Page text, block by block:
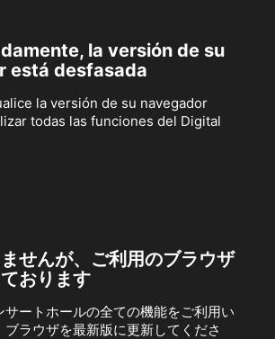
la versión de su
está desfasada
la versión de su navegador
todas las funciones del Digital
せんが、ご利用のブラウザ
おります
サートホールの全ての機能をご利用い
ブラウザを最新版に更新してくださ